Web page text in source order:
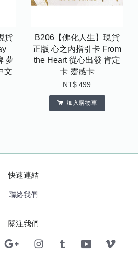
貨
夢
文
B206【佛化人生】現貨
正版 心之內指引卡 From
the Heart 從心出發 肯定
卡 靈感卡
NT$ 499
加入購物車
快速連結
聯絡我們
關注我們
Google InstagramTumblr YouTube